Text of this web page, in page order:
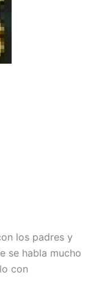
los padres y
se habla mucho
con